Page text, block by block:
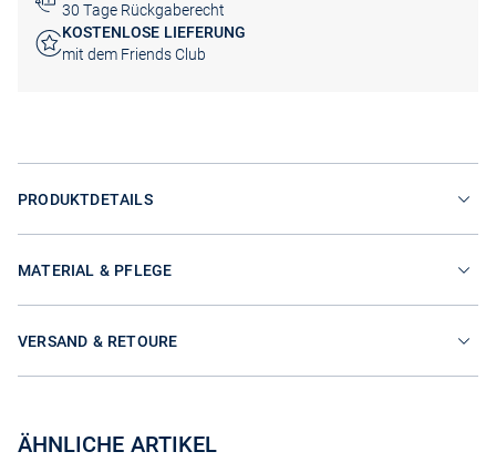
30 Tage Rückgaberecht
KOSTENLOSE LIEFERUNG
mit dem Friends Club
PRODUKTDETAILS
MATERIAL & PFLEGE
VERSAND & RETOURE
ÄHNLICHE ARTIKEL